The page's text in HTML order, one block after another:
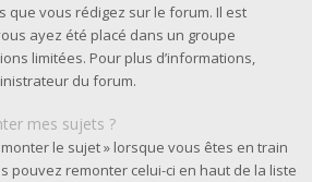
que vous rédigez sur le forum. Il est
ayez été placé dans un groupe
limitées. Pour plus d’informations,
du forum.
mes sujets ?
le sujet » lorsque vous êtes en train
pouvez remonter celui-ci en haut de la liste